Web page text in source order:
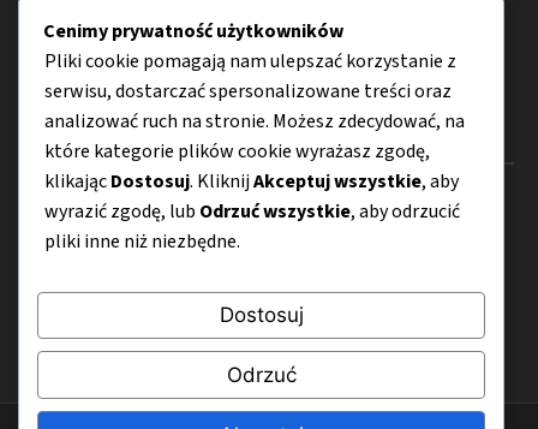
Porady
Menu
O nas
Kontakt
Mapa strony
Polityka prywatności
Cenimy prywatność użytkowników
Pliki cookie pomagają nam ulepszać korzystanie z
serwisu, dostarczać spersonalizowane treści oraz
analizować ruch na stronie. Możesz zdecydować, na
które kategorie plików cookie wyrażasz zgodę,
klikającDostosuj. KliknijAkceptuj wszystkie, aby
wyrazić zgodę, lub Odrzuć wszystkie, aby odrzucić
pliki inne niż niezbędne.
Dostosuj
Odrzuć